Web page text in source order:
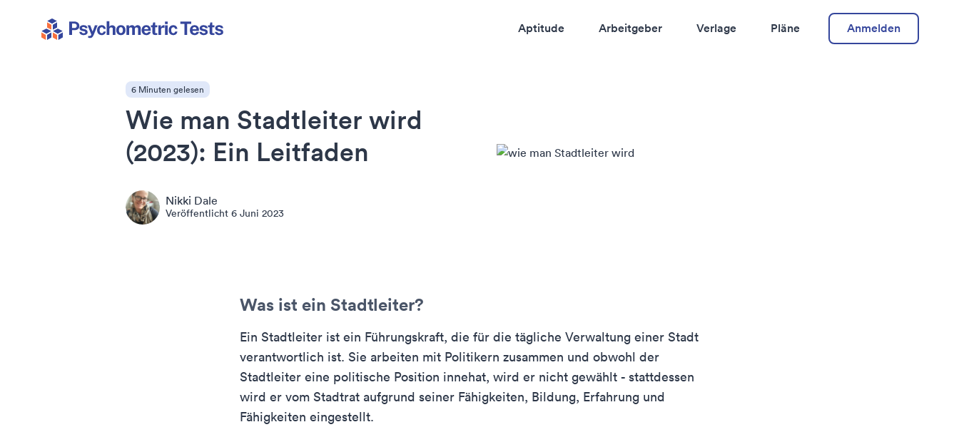
Aptitude Arbeitgeber Verlage Pläne Anmelden
6 Minuten gelesen
Wie man Stadtleiter wird
(2023): Ein Leitfaden
Nikki Dale
Veröffentlicht 6 Juni 2023
Was ist ein Stadtleiter?
Ein Stadtleiter ist ein Führungskraft, die für die tägliche Verwaltung einer Stadt
verantwortlich ist. Sie arbeiten mit Politikern zusammen und obwohl der
Stadtleiter eine politische Position innehat, wird er nicht gewählt - stattdessen
wird er vom Stadtrat aufgrund seiner Fähigkeiten, Bildung, Erfahrung und
Fähigkeiten eingestellt.